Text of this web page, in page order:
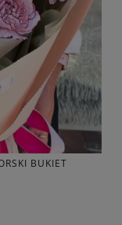
BUKIET